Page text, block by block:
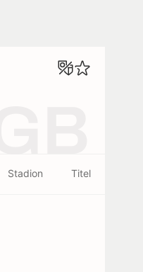
Stadion Titel